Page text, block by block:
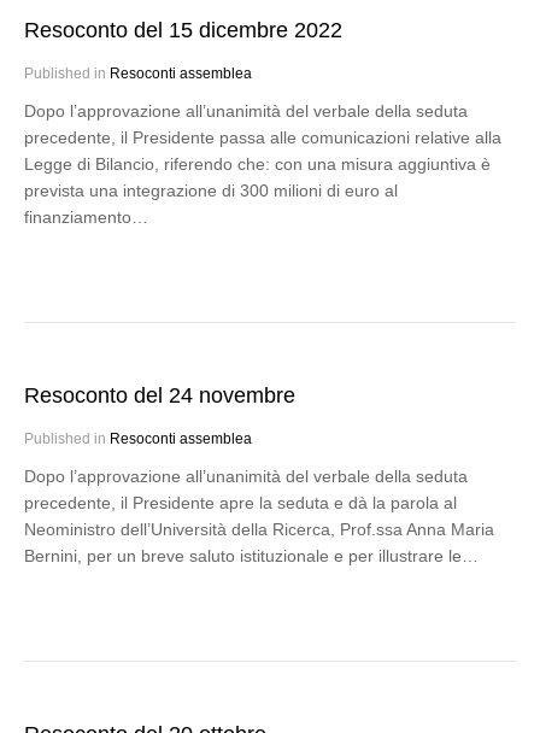
Resoconto del 15 dicembre 2022
Published in Resoconti assemblea
Dopo l’approvazione all’unanimità del verbale della seduta
precedente, il Presidente passa alle comunicazioni relative alla
Legge di Bilancio, riferendo che: con una misura aggiuntiva è
prevista una integrazione di 300 milioni di euro al
finanziamento…
Resoconto del 24 novembre
Published in Resoconti assemblea
Dopo l’approvazione all’unanimità del verbale della seduta
precedente, il Presidente apre la seduta e dà la parola al
Neoministro dell’Università della Ricerca, Prof.ssa Anna Maria
Bernini, per un breve saluto istituzionale e per illustrare le…